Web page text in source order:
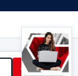
Cerca